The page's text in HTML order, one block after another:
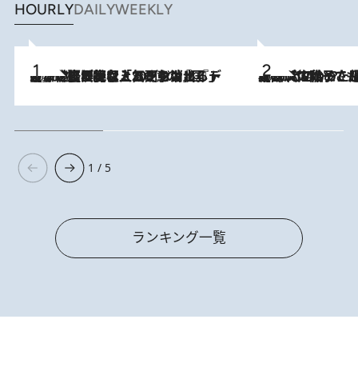
HOURLYDAILYWEEKLY
2026.8.5
【なぜ吉沢亮は「気配を消せる」のか？】興行収入208億の『国宝』を経て挑むミュージカル『ディア・エヴァン・ハンセン』。トップ俳優が舞台上でさらけ出した“孤独”とは 2026.8.5
【阿川佐和子さんの年とる力】なぜ70代で始めた趣味は“こんなに楽しい”のか？ ピアノ、俳句…スランプに陥っても続けられる“ある秘訣”とは
1 / 5
ランキング一覧